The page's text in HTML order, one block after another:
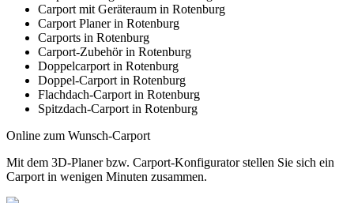
Carport mit Geräteraum in Rotenburg
Carport Planer in Rotenburg
Carports in Rotenburg
Carport-Zubehör in Rotenburg
Doppelcarport in Rotenburg
Doppel-Carport in Rotenburg
Flachdach-Carport in Rotenburg
Spitzdach-Carport in Rotenburg
Online zum Wunsch-Carport
Mit dem 3D-Planerbzw. Carport-Konfiguratorstellen Sie sich ein
Carport in wenigen Minuten zusammen.